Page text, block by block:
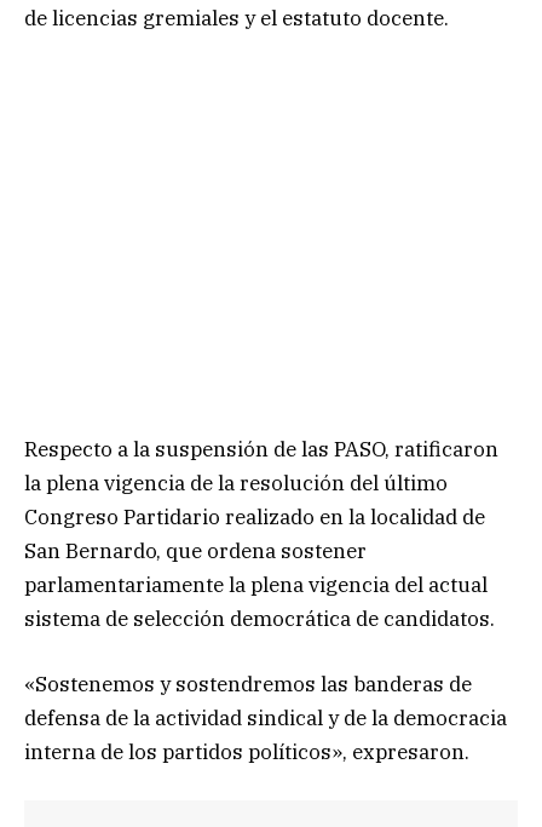
de licencias gremiales y el estatuto docente.
Respecto a la suspensión de las PASO, ratificaron
la plena vigencia de la resolución del último
Congreso Partidario realizado en la localidad de
San Bernardo, que ordena sostener
parlamentariamente la plena vigencia del actual
sistema de selección democrática de candidatos.
«Sostenemos y sostendremos las banderas de
defensa de la actividad sindical y de la democracia
interna de los partidos políticos», expresaron.